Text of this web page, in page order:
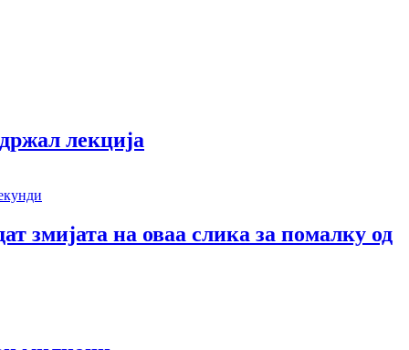
лекција
змијата на оваа слика за помалку од